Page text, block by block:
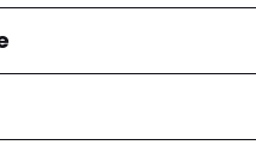
de Cayenne
Terre